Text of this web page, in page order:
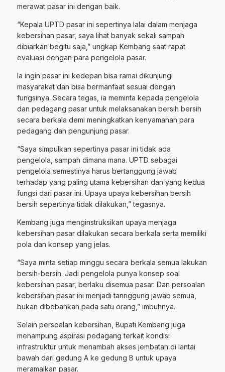
merawat pasar ini dengan baik.
“Kepala UPTD pasar ini sepertinya lalai dalam menjaga
kebersihan pasar, saya lihat banyak sekali sampah
dibiarkan begitu saja,” ungkap Kembang saat rapat
evaluasi dengan para pengelola pasar.
Ia ingin pasar ini kedepan bisa ramai dikunjungi
masyarakat dan bisa bermanfaat sesuai dengan
fungsinya. Secara tegas, ia meminta kepada pengelola
dan pedagang pasar untuk melaksanakan bersih bersih
secara berkala demi meningkatkan kenyamanan para
pedagang dan pengunjung pasar.
“Saya simpulkan sepertinya pasar ini tidak ada
pengelola, sampah dimana mana. UPTD sebagai
pengelola semestinya harus bertanggung jawab
terhadap yang paling utama kebersihan dan yang kedua
fungsi dari pasar ini. Upaya upaya kebersihan bersih
bersih sepertinya tidak dilakukan,” tegasnya.
Kembang juga menginstruksikan upaya menjaga
kebersihan pasar dilakukan secara berkala serta memiliki
pola dan konsep yang jelas.
“Saya minta setiap minggu secara berkala semua lakukan
bersih-bersih. Jadi pengelola punya konsep soal
kebersihan pasar, berlaku disemua pasar. Dan persoalan
kebersihan pasar ini menjadi tannggung jawab semua,
bukan dibebankan pada satu orang,” imbuhnya.
Selain persoalan kebersihan, Bupati Kembang juga
menampung aspirasi pedagang terkait kondisi
infrastruktur untuk menambah akses jembatan di lantai
bawah dari gedung A ke gedung B untuk upaya
meramaikan pasar.